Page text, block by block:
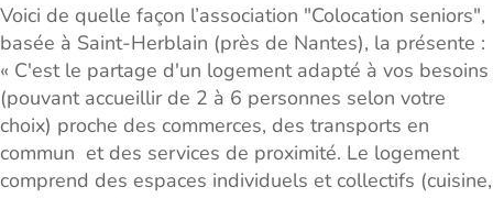
Voici de quelle façon l’association "Colocation seniors",
basée à Saint-Herblain (près de Nantes), la présente :
« C'est le partage d'un logement adapté à vos besoins
(pouvant accueillir de 2 à 6 personnes selon votre
choix) proche des commerces, des transports en
commun et des services de proximité. Le logement
comprend des espaces individuels et collectifs (cuisine,